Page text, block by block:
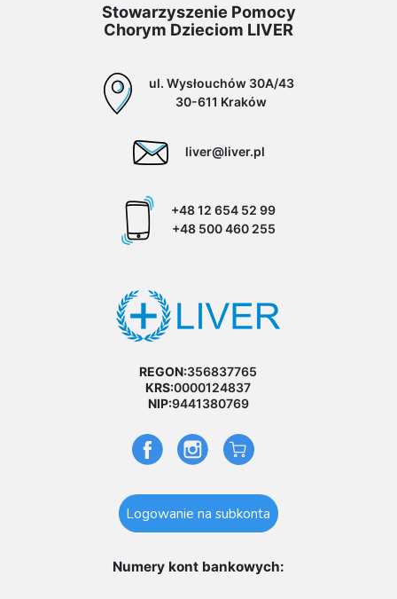
Stowarzyszenie Pomocy
Chorym Dzieciom LIVER
ul. Wysłouchów 30A/43
30-611 Kraków
liver@liver.pl
+48 12 654 52 99
+48 500 460 255
REGON:356837765
KRS:0000124837
NIP:9441380769
Logowanie na subkonta
Numery kont bankowych: